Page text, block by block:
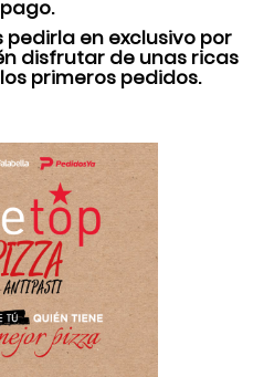
pago.
pedirla en exclusivo por
disfrutar de unas ricas
primeros pedidos.